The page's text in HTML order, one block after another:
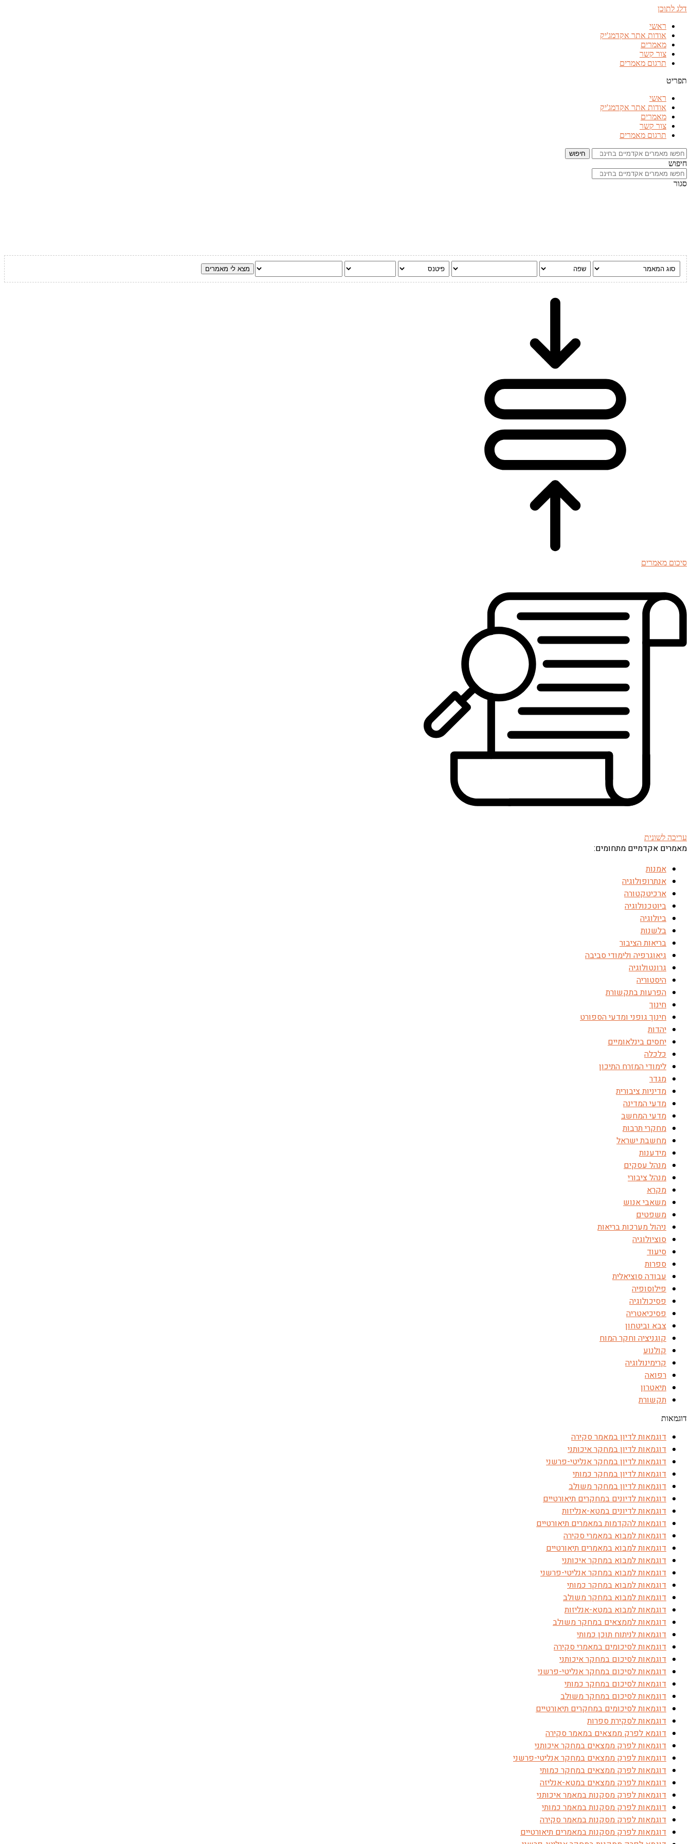
דלג לתוכן
ראשי
אודות אתר אקדמג'יק
מאמרים
צור קשר
תרגום מאמרים
תפריט
ראשי
אודות אתר אקדמג'יק
מאמרים
צור קשר
תרגום מאמרים
חיפוש
חיפוש
סגור
סיכום מאמרים
עריכה לשונית
מאמרים אקדמיים מתחומים:
אמנות
אנתרופולוגיה
ארכיטקטורה
ביוטכנולוגיה
ביולוגיה
בלשנות
בריאות הציבור
גיאוגרפיה ולימודי סביבה
גרונטולוגיה
היסטוריה
הפרעות בתקשורת
חינוך
חינוך גופני ומדעי הספורט
יהדות
יחסים בינלאומיים
כלכלה
לימודי המזרח התיכון
מגדר
מדיניות ציבורית
מדעי המדינה
מדעי המחשב
מחקרי תרבות
מחשבת ישראל
מידענות
מנהל עסקים
מנהל ציבורי
מקרא
משאבי אנוש
משפטים
ניהול מערכות בריאות
סוציולוגיה
סיעוד
ספרות
עבודה סוציאלית
פילוסופיה
פסיכולוגיה
פסיכיאטריה
צבא וביטחון
קוגניציה וחקר המוח
קולנוע
קרימינולוגיה
רפואה
תיאטרון
תקשורת
דוגמאות
דוגמאות לדיון במאמר סקירה
דוגמאות לדיון במחקר איכותני
דוגמאות לדיון במחקר אנליטי-פרשני
דוגמאות לדיון במחקר כמותי
דוגמאות לדיון במחקר משולב
דוגמאות לדיונים במחקרים תיאורטיים
דוגמאות לדיונים במטא-אנליזות
דוגמאות להקדמות במאמרים תיאורטיים
דוגמאות למבוא במאמרי סקירה
דוגמאות למבוא במאמרים תיאורטיים
דוגמאות למבוא במחקר איכותני
דוגמאות למבוא במחקר אנליטי-פרשני
דוגמאות למבוא במחקר כמותי
דוגמאות למבוא במחקר משולב
דוגמאות למבוא במטא-אנליזות
דוגמאות לממצאים במחקר משולב
דוגמאות לניתוח תוכן כמותי
דוגמאות לסיכומים במאמרי סקירה
דוגמאות לסיכום במחקר איכותני
דוגמאות לסיכום במחקר אנליטי-פרשני
דוגמאות לסיכום במחקר כמותי
דוגמאות לסיכום במחקר משולב
דוגמאות לסיכומים במחקרים תיאורטיים
דוגמאות לסקירת ספרות
דוגמא לפרק ממצאים במאמר סקירה
דוגמאות לפרק ממצאים במחקר איכותני
דוגמאות לפרק ממצאים במחקר אנליטי-פרשני
דוגמאות לפרק ממצאים במחקר כמותי
דוגמאות לפרק ממצאים במטא-אנליזה
דוגמאות לפרק מסקנות במאמר איכותני
דוגמאות לפרק מסקנות במאמר כמותי
דוגמאות לפרק מסקנות במאמר סקירה
דוגמאות לפרק מסקנות במאמרים תיאורטיים